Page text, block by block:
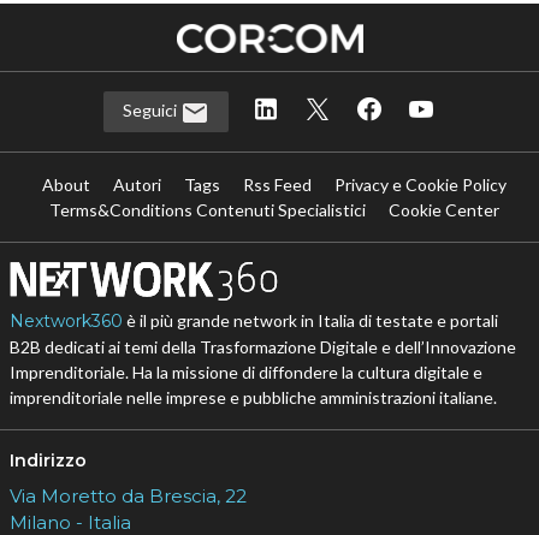
Seguici
About Autori Tags Rss Feed
Privacy e Cookie Policy
Terms&Conditions Contenuti Specialistici
Cookie Center
Nextwork360 è il più grande network in Italia di testate e portali
B2B dedicati ai temi della Trasformazione Digitale e dell’Innovazione
Imprenditoriale. Ha la missione di diffondere la cultura digitale e
imprenditoriale nelle imprese e pubbliche amministrazioni italiane.
Indirizzo
Via Moretto da Brescia, 22
Milano - Italia